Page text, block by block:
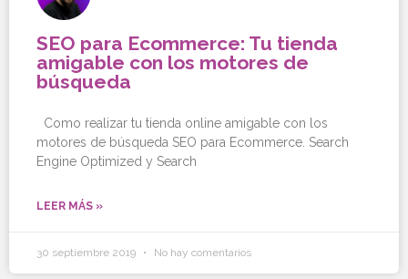
SEO para Ecommerce: Tu tienda
amigable con los motores de
búsqueda
Como realizar tu tienda online amigable con los
motores de búsqueda SEO para Ecommerce. Search
Engine Optimized y Search
LEER MÁS »
30 septiembre 2019 No hay comentarios